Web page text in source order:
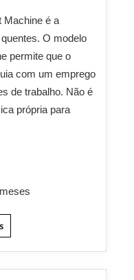
Machine é a
O modelo
permite que o
com um emprego
de trabalho. Não é
própria para